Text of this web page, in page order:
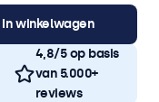
In winkelwagen
4,8/5 op basis
van 5.000+
reviews